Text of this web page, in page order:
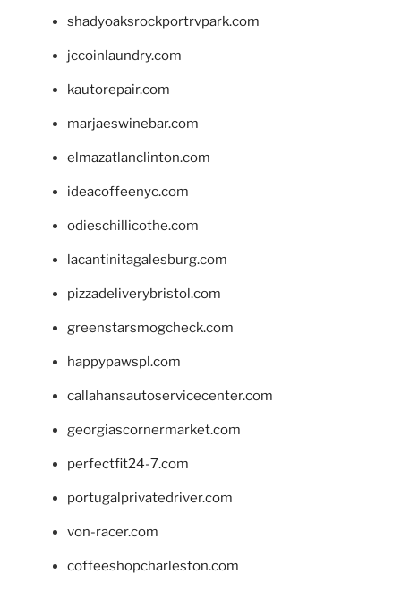
shadyoaksrockportrvpark.com
jccoinlaundry.com
kautorepair.com
marjaeswinebar.com
elmazatlanclinton.com
ideacoffeenyc.com
odieschillicothe.com
lacantinitagalesburg.com
pizzadeliverybristol.com
greenstarsmogcheck.com
happypawspl.com
callahansautoservicecenter.com
georgiascornermarket.com
perfectfit24-7.com
portugalprivatedriver.com
von-racer.com
coffeeshopcharleston.com